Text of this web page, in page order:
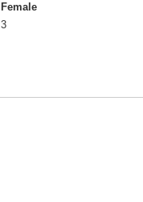
Female
3